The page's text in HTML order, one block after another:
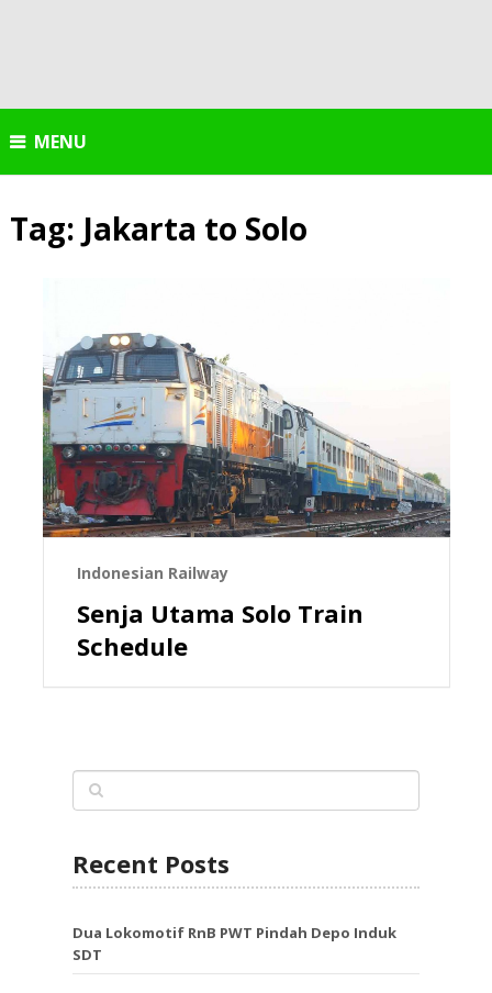
MENU
Tag: Jakarta to Solo
Indonesian Railway
Senja Utama Solo Train
Schedule
Recent Posts
Dua Lokomotif RnB PWT Pindah Depo Induk
SDT